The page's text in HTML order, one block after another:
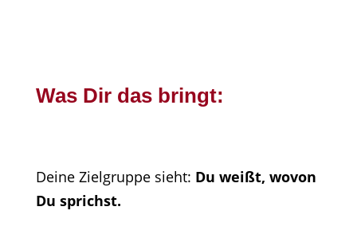
Was Dir das bringt:
Deine Zielgruppe sieht: Du weißt, wovon
Du sprichst.